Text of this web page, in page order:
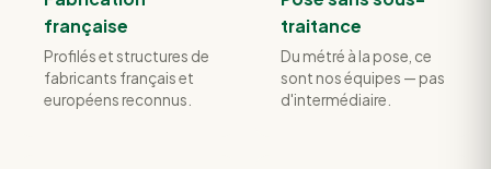
française
Profilés et structures de
fabricants français et
européens reconnus.
traitance
Du métré à la pose, ce
sont nos équipes — pas
d'intermédiaire.